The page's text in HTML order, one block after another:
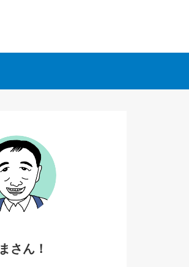
さん！